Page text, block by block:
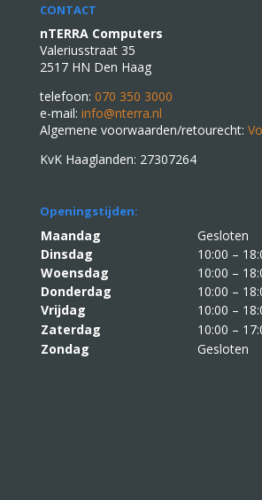
CONTACT
nTERRA Computers
Valeriusstraat 35
2517 HN Den Haag
telefoon: 070 350 3000
e-mail: info@nterra.nl
Algemene voorwaarden/retourecht:
KvK Haaglanden: 27307264
Openingstijden:
Maandag
Gesloten
Dinsdag
10:00 –
Woensdag
10:00 –
Donderdag
10:00 –
Vrijdag
10:00 –
Zaterdag
10:00 –
Zondag
Gesloten